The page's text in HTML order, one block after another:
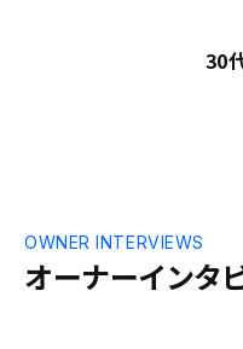
30
オーナーインタ
OWNER INTERVIEWS